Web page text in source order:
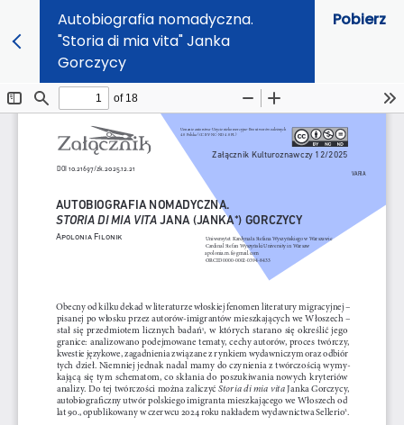
Autobiografia nomadyczna.
"Storia di mia vita" Janka
Gorczycy
Pobierz